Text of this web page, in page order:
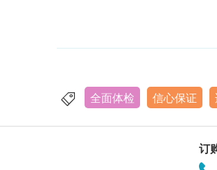
全面体检 信心保证
订